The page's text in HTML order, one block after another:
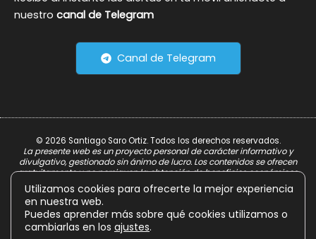
nuestro canal de Telegram
Canal de Telegram
© 2026 Santiago Saro Ortiz. Todos los derechos reservados.
La presente web es un proyecto personal de carácter informativo y
divulgativo, gestionado sin ánimo de lucro. Los contenidos se ofrecen
gratuitamente y no persiguen la obtención de beneficios económicos.
Política de Privacidad
Política de Cookies
Utilizamos cookies para ofrecerte la mejor experiencia
en nuestra web.
Puedes aprender más sobre qué cookies utilizamos o
cambiarlas en los ajustes.